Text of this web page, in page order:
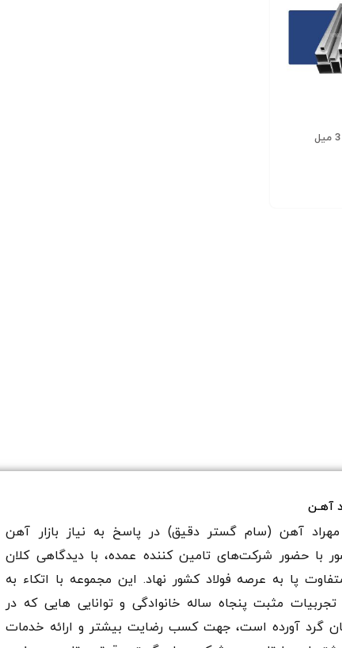
آهـن
آهن (سام گستر دقيق) در پاسخ به نیاز بازار آهن‌
با حضور شرکت‌های تامین کننده عمده، با دیدگاهی کلان
پا به عرصه فولاد کشور نهاد. این مجموعه با اتکاء به
تجربیات مثبت پنجاه ساله خانوادگی و توانایی هایی که در
گرد آورده است، جهت کسب رضایت بیشتر و ارائه خدمات